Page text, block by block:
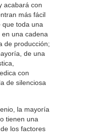
acabará con
más fácil
que toda una
una cadena
de producción;
de una
con
de silenciosa
la mayoría
tienen una
los factores